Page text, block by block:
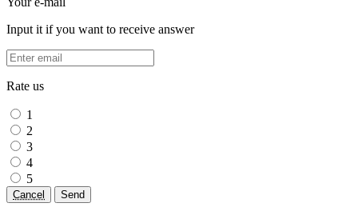
Input it if you want to receive answer
Rate us
1
2
3
4
5
Cancel Send